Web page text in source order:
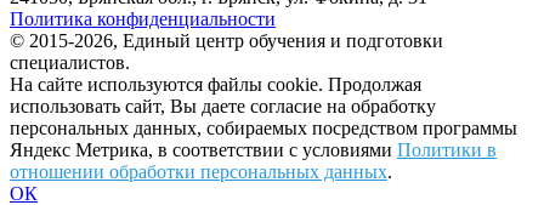
Политика конфиденциальности
© 2015-2026, Единый центр обучения и подготовки
специалистов.
На сайте используются файлы cookie. Продолжая
использовать сайт, Вы даете согласие на обработку
персональных данных, собираемых посредством программы
Яндекс Метрика, в соответствии с условиями Политики в
отношении обработки персональных данных.
ОК